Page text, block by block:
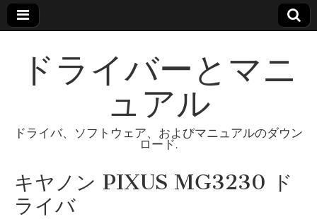
ドライバーとマニ
ュアル
ドライバ、ソフトウェア、およびマニュアルのダウン
ロード.
キヤノン PIXUS MG3230 ド
ライバ